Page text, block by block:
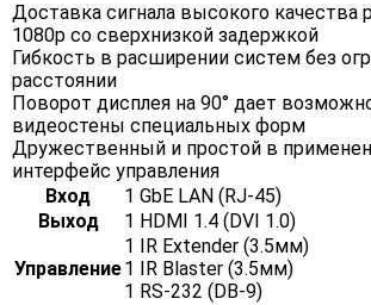
Доставка сигнала высокого качества
1080p со сверхнизкой задержкой
Гибкость в расширении систем без
расстоянии
Поворот дисплея на 90° дает
видеостены специальных форм
Дружественный и простой в
интерфейс управления
Вход
1 GbE LAN (RJ-45)
Выход
1 HDMI 1.4 (DVI 1.0)
Управление
1 IR Extender (3.5мм)
1 IR Blaster (3.5мм)
1 RS-232 (DB-9)